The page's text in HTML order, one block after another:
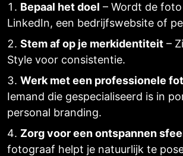
Bepaal het doel – Wordt de
LinkedIn, een bedrijfswebsite of
Stem af op je merkidentiteit –
Style voor consistentie.
Werk met een professionele
Iemand die gespecialiseerd is in
personal branding.
Zorg voor een ontspannen
fotograaf helpt je natuurlijk te